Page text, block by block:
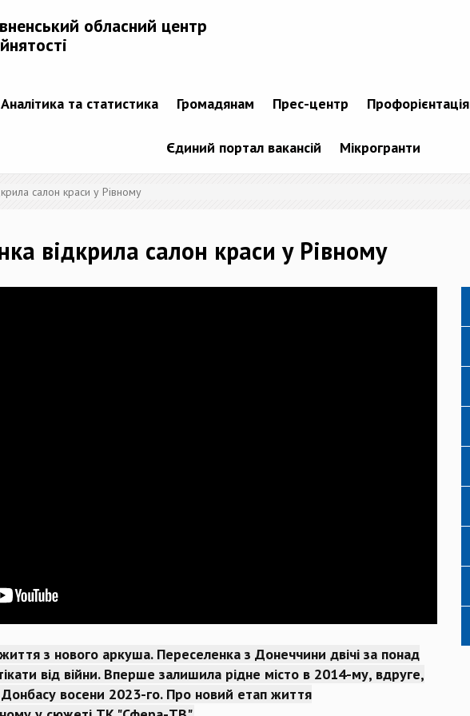
обласний центр
Аналітика та статистика Громадянам Прес-центр Профорієнтація
Єдиний портал вакансій Мікрогранти
салон краси у Рівному
відкрила салон краси у Рівному
з нового аркуша. Переселенка з Донеччини двічі за понад
від війни. Вперше залишила рідне місто в 2014-му, вдруге,
восени 2023-го. Про новий етап життя